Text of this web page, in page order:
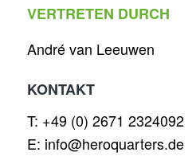
VERTRETEN DURCH
André van Leeuwen
KONTAKT
T: +49 (0) 2671 2324092
E: info@heroquarters.de